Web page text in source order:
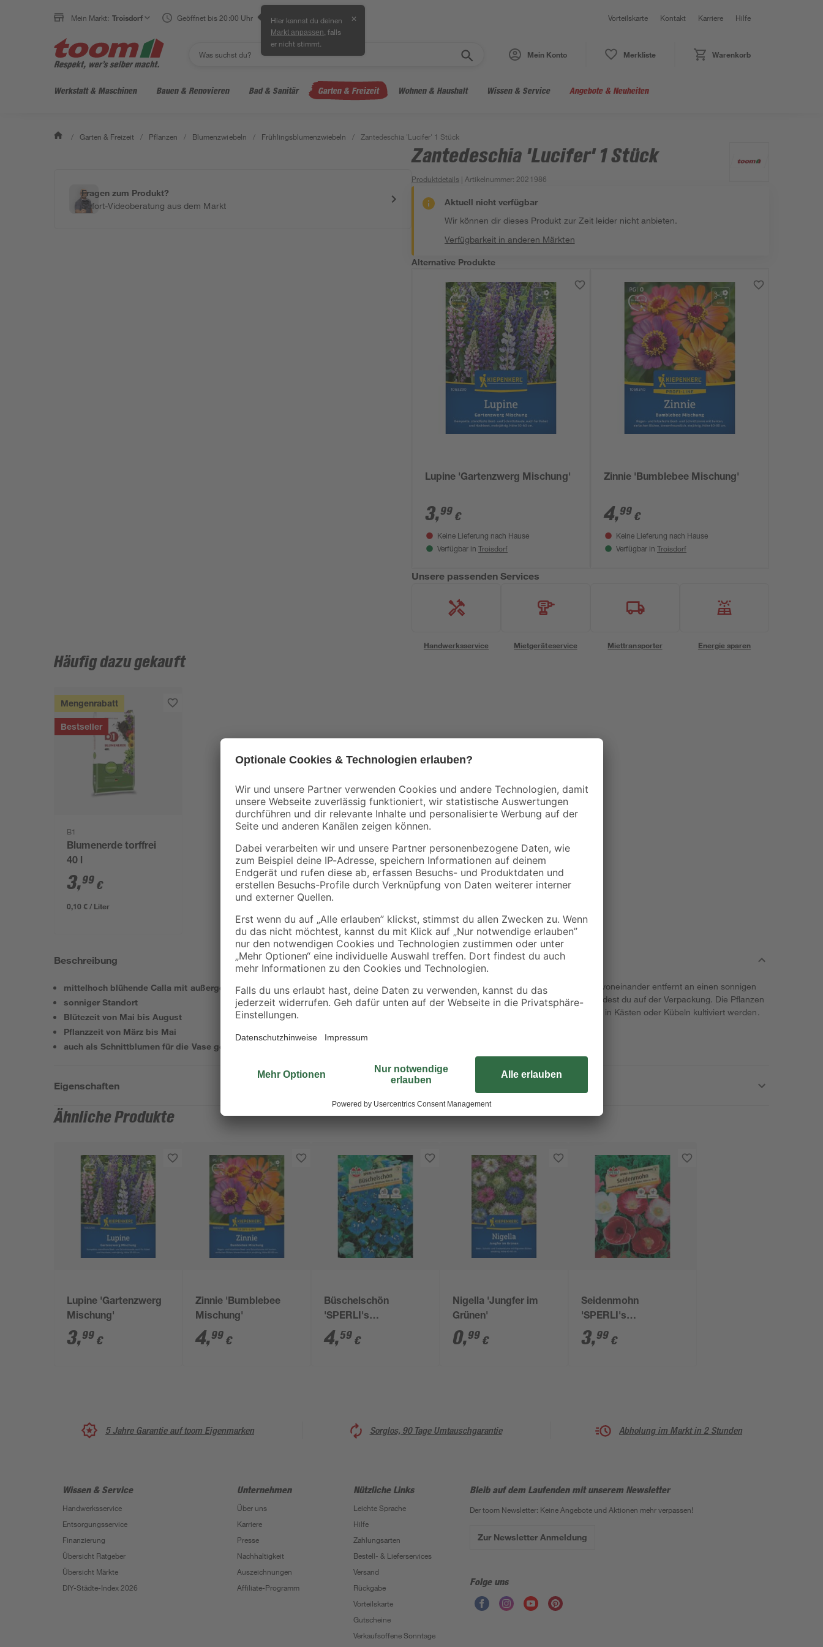
Mein Markt: Troisdorf Geöffnet bis 20:00 Uhr Hier kannst du deinen
Markt anpassen , falls
er nicht stimmt.
✕ Vorteilskarte Kontakt Karriere Hilfe
Mein Konto Merkliste Warenkorb
Werkstatt & Maschinen Bauen & Renovieren Bad & Sanitär Garten & Freizeit Wohnen & Haushalt Wissen & Service Angebote & Neuheiten
/ Garten & Freizeit / Pflanzen / Blumenzwiebeln / Frühlingsblumenzwiebeln / Zantedeschia 'Lucifer' 1 Stück
Fragen zum Produkt?
Sofort-Videoberatung aus dem Markt
Zantedeschia 'Lucifer' 1 Stück
Produktdetails | Artikelnummer: 2021986
Aktuell nicht verfügbar
Wir können dir dieses Produkt zur Zeit leider nicht anbieten.
Verfügbarkeit in anderen Märkten
Alternative Produkte
Lupine 'Gartenzwerg Mischung'
3,99 €
Keine Lieferung nach Hause
Verfügbar in Troisdorf
Zinnie 'Bumblebee Mischung'
4,99 €
Keine Lieferung nach Hause
Verfügbar in Troisdorf
Unsere passenden Services
Handwerksservice Mietgeräteservice Miettransporter Energie sparen
Häufig dazu gekauft
Mengenrabatt
Bestseller
B1
Blumenerde torffrei
40 l
3,99 €
0,10 € / Liter
Beschreibung
mittelhoch blühende Calla mit außergewöhnlichen gelben Blüten
sonniger Standort
Blütezeit von Mai bis August
Pflanzzeit von März bis Mai
auch als Schnittblumen für die Vase geeignet
Die Zwiebeln werden etwa 8 cm tief und 25 cm voneinander entfernt an einen sonnigen
Standort gesetzt. Weitere Pflanzanweisungen findest du auf der Verpackung. Die Pflanzen
eignen sich nicht zur Verwilderung, können aber in Kästen oder Kübeln kultiviert werden.
Eigenschaften
Ähnliche Produkte
Lupine 'Gartenzwerg
Mischung'
3,99 €
Zinnie 'Bumblebee
Mischung'
4,99 €
Büschelschön
'SPERLI's
Bienenfreund'
4,59 €
Nigella 'Jungfer im
Grünen'
0,99 €
Seidenmohn
'SPERLI's
Sonnenschein
Mischung'
3,99 €
5 Jahre Garantie auf toom Eigenmarken Sorglos, 90 Tage Umtauschgarantie Abholung im Markt in 2 Stunden
Wissen & Service
Handwerksservice
Entsorgungsservice
Finanzierung
Übersicht Ratgeber
Übersicht Märkte
DIY-Städte-Index 2026
Unternehmen
Über uns
Karriere
Presse
Nachhaltigkeit
Auszeichnungen
Affiliate-Programm
Nützliche Links
Leichte Sprache
Hilfe
Zahlungsarten
Bestell- & Lieferservices
Versand
Rückgabe
Vorteilskarte
Gutscheine
Verkaufsoffene Sonntage
Bleib auf dem Laufenden mit unserem Newsletter
Der toom Newsletter: Keine Angebote und Aktionen mehr verpassen!
Zur Newsletter Anmeldung
Folge uns